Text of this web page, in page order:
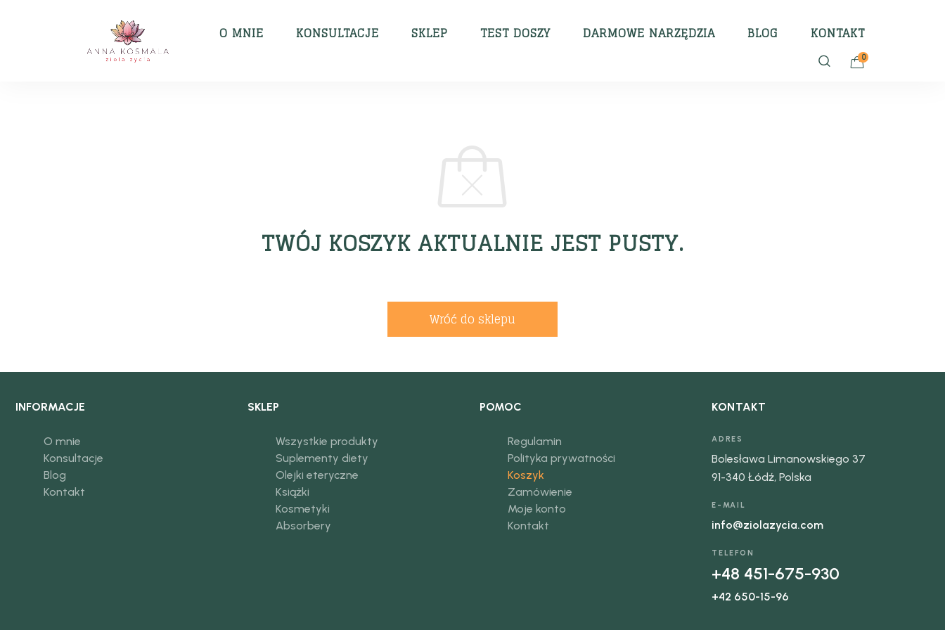
O MNIE KONSULTACJE SKLEP TEST DOSZY DARMOWE NARZĘDZIA BLOG KONTAKT
0
TWÓJ KOSZYK AKTUALNIE JEST PUSTY.
Wróć do sklepu
INFORMACJE
O mnie
Konsultacje
Blog
Kontakt
SKLEP
Wszystkie produkty
Suplementy diety
Olejki eteryczne
Książki
Kosmetyki
Absorbery
POMOC
Regulamin
Polityka prywatności
Koszyk
Zamówienie
Moje konto
Kontakt
KONTAKT
ADRES
Bolesława Limanowskiego 37
91-340 Łódź, Polska
E-MAIL
info@ziolazycia.com
TELEFON
+48 451-675-930
+42 650-15-96